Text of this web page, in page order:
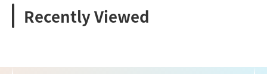
Recently Viewed